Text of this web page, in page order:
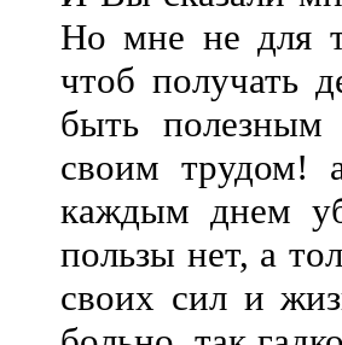
Но мне не для
чтоб получать
быть полезным
своим трудом!
каждым днем
пользы нет, а
своих сил и